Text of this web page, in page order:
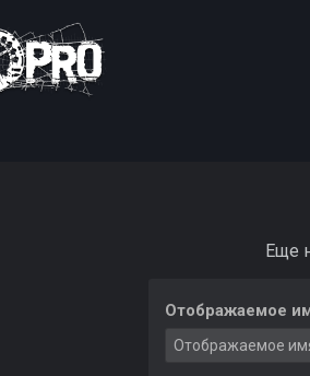
Еще
Отображаемое